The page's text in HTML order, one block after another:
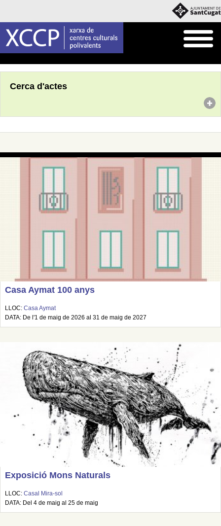
Cerca d'actes
Casa Aymat 100 anys
LLOC: Casa Aymat
DATA: De l'1 de maig de 2026 al 31 de maig de 2027
Exposició Mons Naturals
LLOC: Casal Mira-sol
DATA: Del 4 de maig al 25 de maig